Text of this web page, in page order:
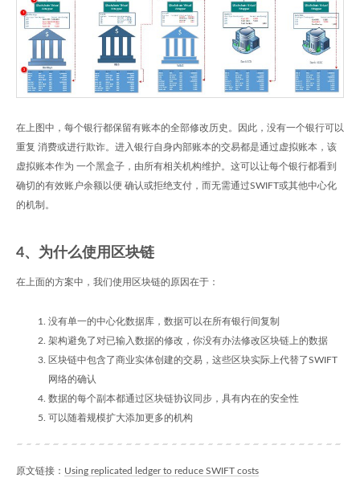
在上图中，每个银行都保留有账本的全部修改历史。因此，没有一个银行可以
重复 消费或进行欺诈。进入银行自身内部账本的交易都是通过虚拟账本，该
虚拟账本作为 一个黑盒子，由所有相关机构维护。这可以让每个银行都看到
确切的有效账户余额以便 确认或拒绝支付，而无需通过SWIFT或其他中心化
的机制。
4、为什么使用区块链
在上面的方案中，我们使用区块链的原因在于：
没有单一的中心化数据库，数据可以在所有银行间复制
架构避免了对已输入数据的修改，你没有办法修改区块链上的数据
区块链中包含了商业实体创建的交易，这些区块实际上代替了SWIFT
网络的确认
数据的每个副本都通过区块链协议同步，具有内在的安全性
可以随着规模扩大添加更多的机构
原文链接： Using replicated ledger to reduce SWIFT costs